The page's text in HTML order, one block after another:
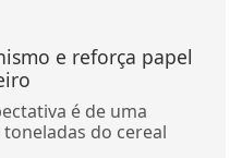
e reforça papel
é de uma
do cereal